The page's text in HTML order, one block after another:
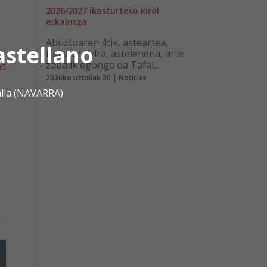
(NAVARRA)
2026/2027 ikasturteko kirol
eskaintza
Abuztuaren 4tik, asteartea,
irailaren 14ra, astelehena, arte
zabalik egongo da Tafal...
2026ko uztailak 30 | Noticias